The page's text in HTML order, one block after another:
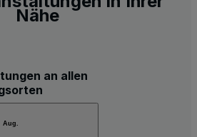
Nähe
an allen
Aug.